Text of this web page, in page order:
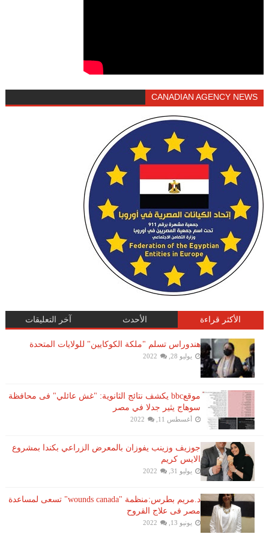
CANADIAN AGENCY NEWS
الأكثر قراءة الأحدث آخر التعليقات
هندوراس تسلم "ملكة الكوكايين" للولايات المتحدة
يوليو 28, 2022
موقعbbc يكشف نتائج الثانوية: "غش عائلي" فى محافظة
سوهاج يثير جدلا في مصر
أغسطس 11, 2022
جوزيف وزينب يفوزان بالمعرض الزراعي بكندا بمشروع
الايس كريم
يوليو 31, 2022
د.مريم بطرس:منظمة "wounds canada" تسعى لمساعدة
مصر فى علاج القروح
يونيو 13, 2022